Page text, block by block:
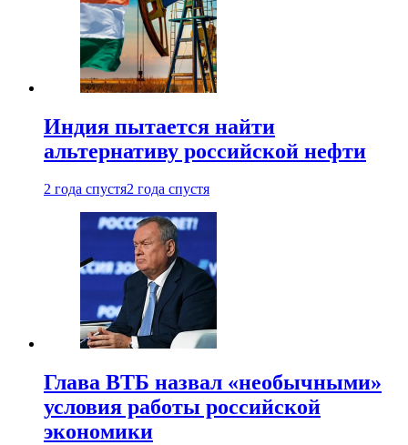
Индия пытается найти
альтернативу российской нефти
2 года спустя2 года спустя
Глава ВТБ назвал «необычными»
условия работы российской
экономики